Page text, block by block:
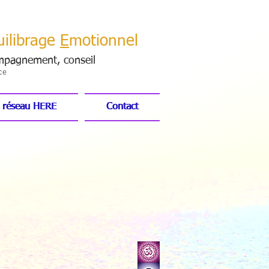
Emotionnel
conseil
réseau HERE Contact
réseau HERE Contact